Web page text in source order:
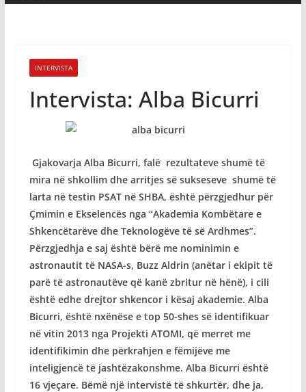
INTERVISTA
Intervista: Alba Bicurri
Gjakovarja Alba Bicurri, falë rezultateve shumë të
mira në shkollim dhe arritjes së sukseseve shumë të
larta në testin PSAT në SHBA, është përzgjedhur për
Çmimin e Ekselencës nga “Akademia Kombëtare e
Shkencëtarëve dhe Teknologëve të së Ardhmes”.
Përzgjedhja e saj është bërë me nominimin e
astronautit të NASA-s, Buzz Aldrin (anëtar i ekipit të
parë të astronautëve që kanë zbritur në hënë), i cili
është edhe drejtor shkencor i kësaj akademie. Alba
Bicurri, është nxënëse e top 50-shes së identifikuar
në vitin 2013 nga Projekti ATOMI, që merret me
identifikimin dhe përkrahjen e fëmijëve me
inteligjencë të jashtëzakonshme. Alba Bicurri është
16 vjeçare. Bëmë një intervistë të shkurtër, dhe ja,